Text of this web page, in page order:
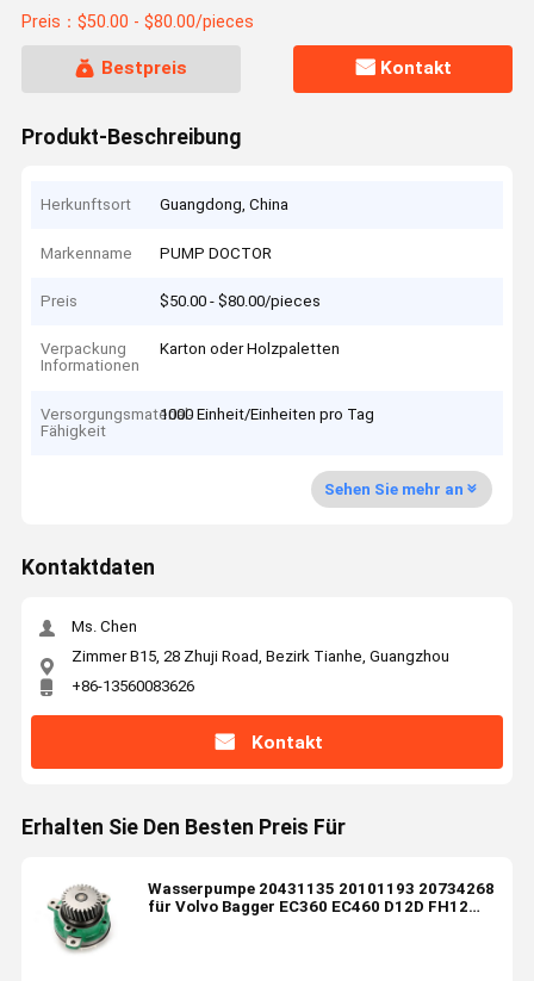
Preis：$50.00 - $80.00/pieces
Bestpreis Kontakt
Produkt-Beschreibung
Herkunftsort Guangdong, China
Markenname PUMP DOCTOR
Preis $50.00 - $80.00/pieces
Verpackung
Informationen
Karton oder Holzpaletten
Versorgungsmaterial-
Fähigkeit
1000 Einheit/Einheiten pro Tag
Sehen Sie mehr an
Kontaktdaten
Ms. Chen
Zimmer B15, 28 Zhuji Road, Bezirk Tianhe, Guangzhou
+86-13560083626
Kontakt
Erhalten Sie Den Besten Preis Für
Wasserpumpe 20431135 20101193 20734268
für Volvo Bagger EC360 EC460 D12D FH12